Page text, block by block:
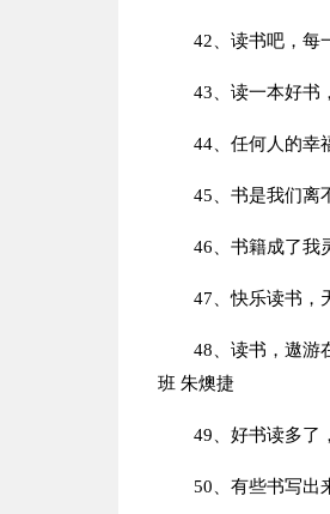
42、读书吧，每
43、读一本好书
44、任何人的幸
45、书是我们离
46、书籍成了我
47、快乐读书，
48、读书，遨游
班 朱燠捷
49、好书读多了
50、有些书写出